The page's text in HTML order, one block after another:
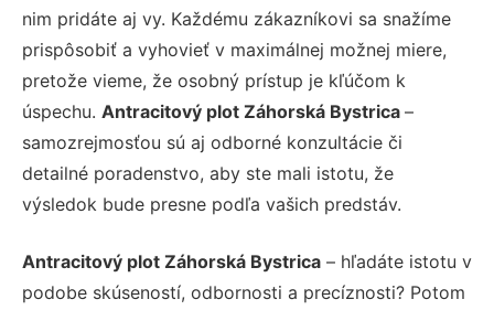
nim pridáte aj vy. Každému zákazníkovi sa snažíme
prispôsobiť a vyhovieť v maximálnej možnej miere,
pretože vieme, že osobný prístup je kľúčom k
úspechu. Antracitový plot Záhorská Bystrica –
samozrejmosťou sú aj odborné konzultácie či
detailné poradenstvo, aby ste mali istotu, že
výsledok bude presne podľa vašich predstáv.
Antracitový plot Záhorská Bystrica – hľadáte istotu v
podobe skúseností, odbornosti a precíznosti? Potom